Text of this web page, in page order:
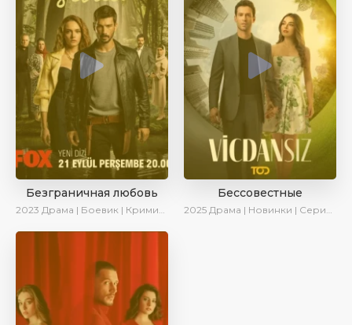
Безграничная любовь
2023 Драма | Боевик | Криминал | SesDizi | Сериалы 2023
Бессовестные
2025 Драма | Новинки | Сериалы 2025